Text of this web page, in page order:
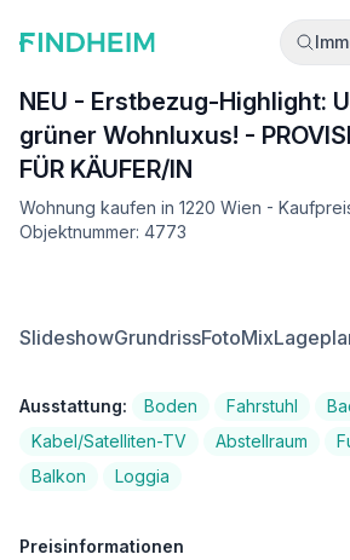
NEU - Erstbezug-Highlight:
grüner Wohnluxus! -
FÜR KÄUFER/IN
Wohnung kaufen in 1220 Wien -
Objektnummer: 4773
SlideshowGrundrissFotoMix
Ausstattung: Boden Fahrstuhl
Kabel/Satelliten-TV
Abstellraum
Balkon
Loggia
Preisinformationen